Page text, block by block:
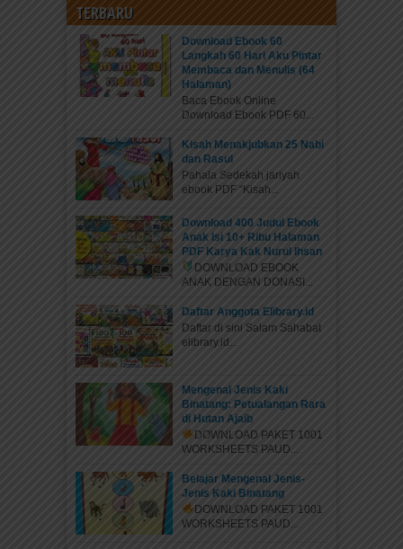
TERBARU
Download Ebook 60
Langkah 60 Hari Aku Pintar
Membaca dan Menulis (64
Halaman)
Baca Ebook Online
Download Ebook PDF 60...
Kisah Menakjubkan 25 Nabi
dan Rasul
Pahala Sedekah jariyah
ebook PDF “Kisah...
Download 400 Judul Ebook
Anak Isi 10+ Ribu Halaman
PDF Karya Kak Nurul Ihsan
DOWNLOAD EBOOK
ANAK DENGAN DONASI...
Daftar Anggota Elibrary.id
Daftar di sini Salam Sahabat
elibrary.id...
Mengenal Jenis Kaki
Binatang: Petualangan Rara
di Hutan Ajaib
DOWNLOAD PAKET 1001
WORKSHEETS PAUD...
Belajar Mengenal Jenis-
Jenis Kaki Binatang
DOWNLOAD PAKET 1001
WORKSHEETS PAUD...